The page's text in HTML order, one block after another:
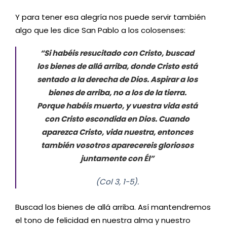
Y para tener esa alegría nos puede servir también
algo que les dice San Pablo a los colosenses:
“Si habéis resucitado con Cristo, buscad
los bienes de allá arriba, donde Cristo está
sentado a la derecha de Dios. Aspirar a los
bienes de arriba, no a los de la tierra.
Porque habéis muerto, y vuestra vida está
con Cristo escondida en Dios. Cuando
aparezca Cristo, vida nuestra, entonces
también vosotros aparecereis gloriosos
juntamente con Él”
(Col 3, 1-5).
Buscad los bienes de allá arriba. Así mantendremos
el tono de felicidad en nuestra alma y nuestro